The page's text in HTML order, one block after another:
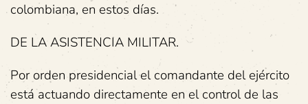
colombiana, en estos días.
DE LA ASISTENCIA MILITAR.
Por orden presidencial el comandante del ejército
está actuando directamente en el control de las